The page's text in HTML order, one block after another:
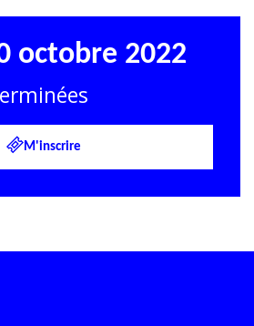
octobre 2022
M'inscrire